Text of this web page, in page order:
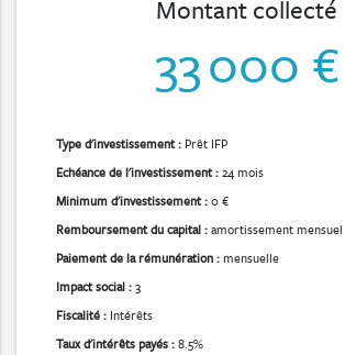
Montant collecté
33 000 €
Type d'investissement : Prêt IFP
Echéance de l'investissement :24 mois
Minimum d'investissement :0 €
Remboursement du capital :amortissement mensuel
Paiement de la rémunération :mensuelle
Impact social :3
Fiscalité : Intérêts
Taux d'intérêts payés :8.5%